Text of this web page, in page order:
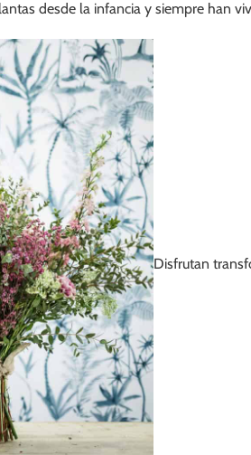
desde la infancia y siempre han
Disfrutan